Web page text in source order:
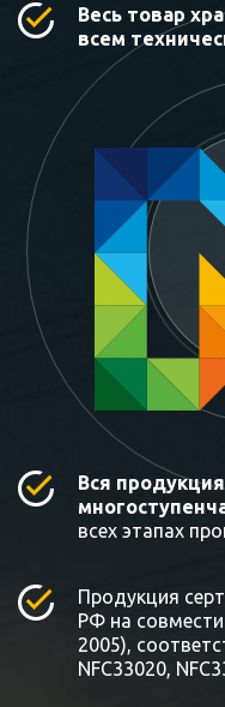
Весь товар
всем
Вся
всех этапах
Продукция
РФ на
2005),
NFC33020,